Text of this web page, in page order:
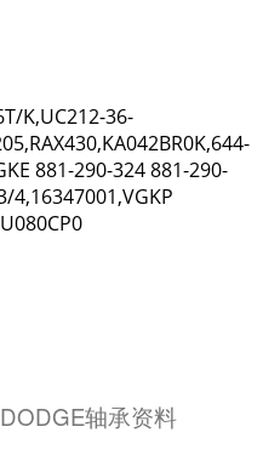
K,UC212-36-
881-290-324 881-290-
4,16347001,VGKP
轴承资料